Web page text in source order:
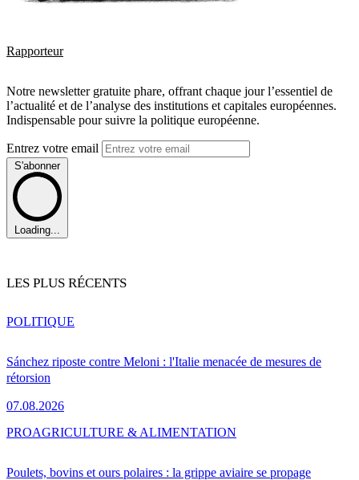
Rapporteur
Notre newsletter gratuite phare, offrant chaque jour l’essentiel de
l’actualité et de l’analyse des institutions et capitales européennes.
Indispensable pour suivre la politique européenne.
Entrez votre email
S'abonner
Loading...
LES PLUS RÉCENTS
Sánchez riposte contre Meloni : l'Italie menacée de mesures de
rétorsion
07.08.2026
POLITIQUE
Poulets, bovins et ours polaires : la grippe aviaire se propage
PROAGRICULTURE & ALIMENTATION